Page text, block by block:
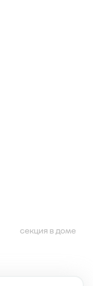
секция в доме